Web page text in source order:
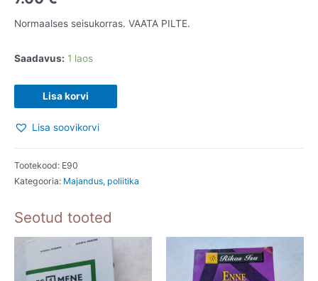
Normaalses seisukorras. VAATA PILTE.
Saadavus: 1 laos
Lennart
Meri.
Kolmat
poliitik.
Lugusid,
ja
pilte
Lennart
Merist
Lisa korvi
Lisa soovikorvi
Tootekood: E90
Kategooria: Majandus, poliitika
Seotud tooted